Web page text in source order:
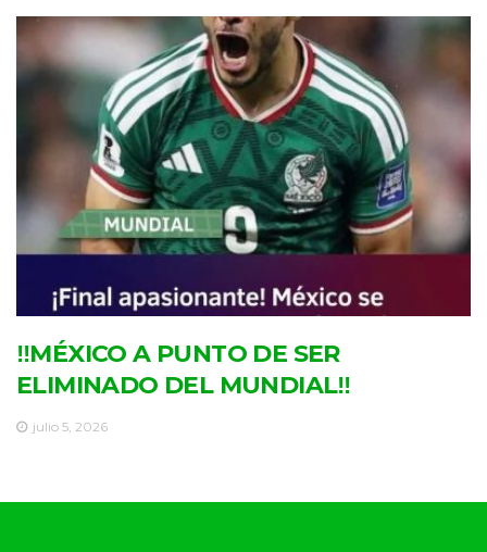
‼MÉXICO A PUNTO DE SER
ELIMINADO DEL MUNDIAL‼
julio 5, 2026